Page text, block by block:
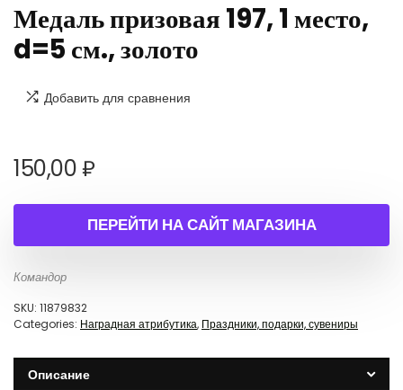
Медаль призовая 197, 1 место,
d=5 см., золото
Добавить для сравнения
150,00₽
ПЕРЕЙТИ НА САЙТ МАГАЗИНА
Командор
SKU: 11879832
Categories: Наградная атрибутика, Праздники, подарки, сувениры
Описание